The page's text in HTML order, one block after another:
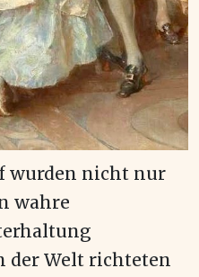
wurden nicht nur
wahre
der Welt richteten